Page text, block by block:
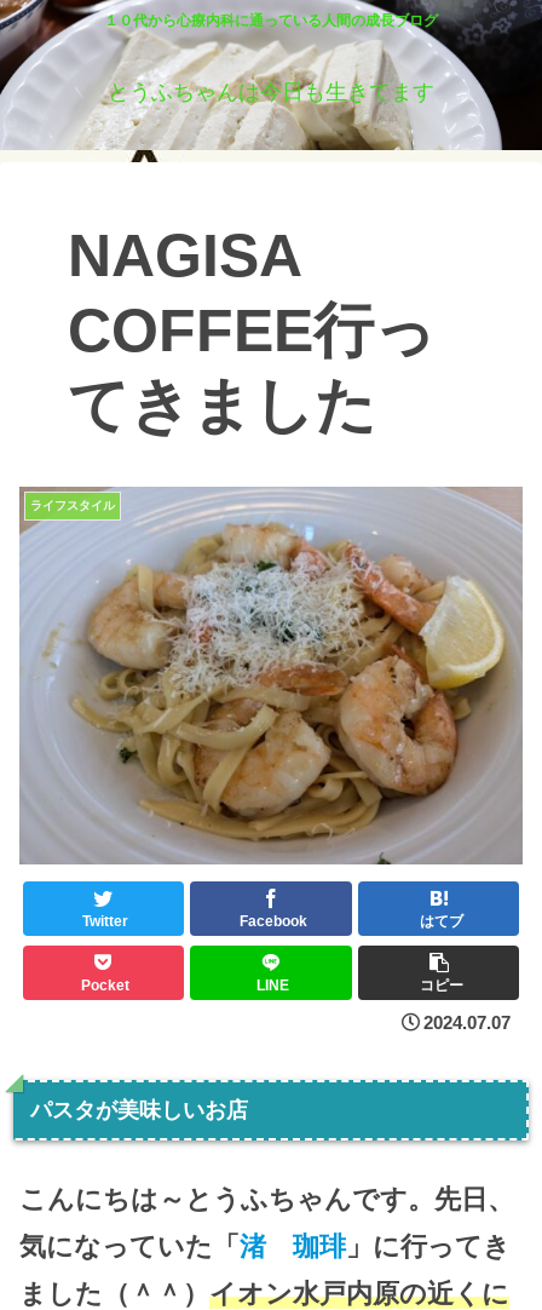
１０代から心療内科に通っている人間の成長ブログ
とうふちゃんは今日も生きてます
NAGISA
COFFEE行っ
てきました
ライフスタイル
Twitter Facebook はてブ
Pocket LINE コピー
2024.07.07
パスタが美味しいお店
こんにちは～とうふちゃんです。先日、
気になっていた「 渚 珈琲」に行ってき
ました（＾＾） イオン水戸内原の近くに